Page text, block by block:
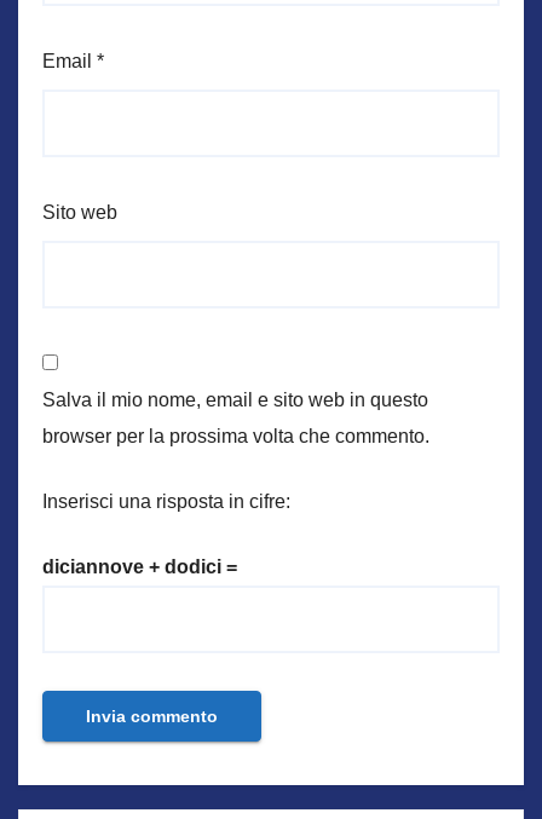
Email *
Sito web
Salva il mio nome, email e sito web in questo
browser per la prossima volta che commento.
Inserisci una risposta in cifre:
diciannove + dodici =